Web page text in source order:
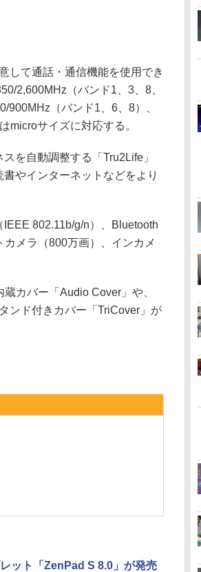
して通話・通信機能を使用でき
2,600MHz（バンド1、3、8、
900MHz（バンド1、6、8）、
microサイズに対応する。
を自動調整する「Tru2Life」
やインターネットなどをより
802.11b/g/n）、Bluetooth
メラ（800万画）、インカメ
カバー「Audio Cover」や、
ンド付きカバー「TriCover」が
ット「ZenPad S 8.0」が発売